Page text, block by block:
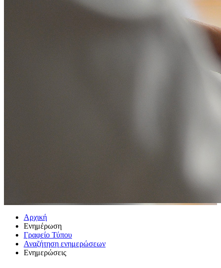
Αρχική
Ενημέρωση
Γραφείο Τύπου
Αναζήτηση ενημερώσεων
Ενημερώσεις